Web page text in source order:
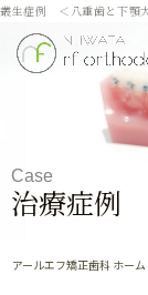
叢生症例 ＜八重歯と下顎
Case
治療症例
アールエフ矯正歯科 ホーム